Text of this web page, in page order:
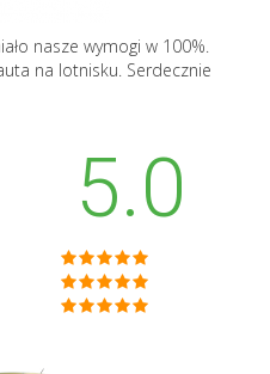
nasze wymogi w 100%.
na lotnisku. Serdecznie
5.0